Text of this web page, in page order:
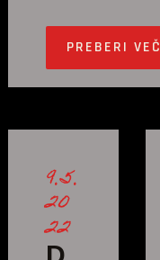
PREBERI VEČ
9.5.
20
22